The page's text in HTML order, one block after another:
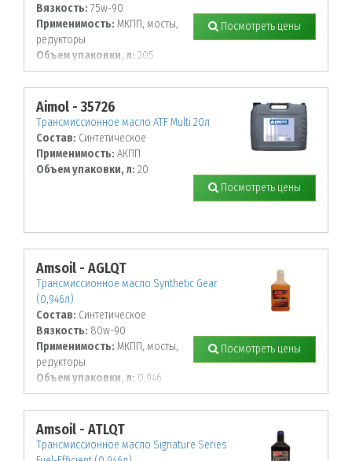
Вязкость: 75w-90
Применимость: МКПП, мосты,
редукторы
Объем упаковки, л: 205
Посмотреть цены
Aimol - 35726
Трансмиссионное масло ATF Multi 20л
Состав: Синтетическое
Применимость: АКПП
Объем упаковки, л: 20
Посмотреть цены
Amsoil - AGLQT
Трансмиссионное масло Synthetic Gear
(0,946л)
Состав: Синтетическое
Вязкость: 80w-90
Применимость: МКПП, мосты,
редукторы
Объем упаковки, л: 0,946
Посмотреть цены
Amsoil - ATLQT
Трансмиссионное масло Signature Series